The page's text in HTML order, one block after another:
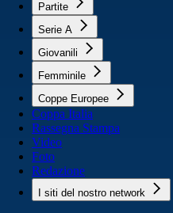
Partite
Serie A
Giovanili
Femminile
Coppe Europee
Coppa Italia
Rassegna Stampa
Video
Foto
Redazione
I siti del nostro network